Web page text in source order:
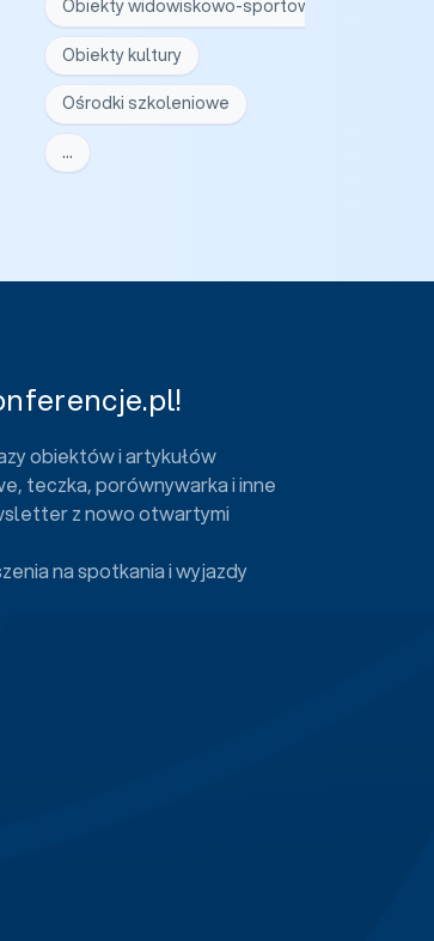
Obiekty widowiskowo-sportowe
Obiekty kultury
Ośrodki szkoleniowe
…
obiektów i artykułów
teczka, porównywarka i inne
z nowo otwartymi
na spotkania i wyjazdy